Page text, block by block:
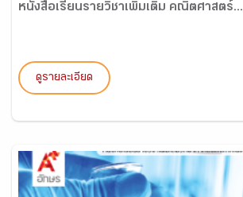
หนังสือเรียนรายวิชาเพิ่มเติม คณิตศาสตร์...
ดูรายละเอียด